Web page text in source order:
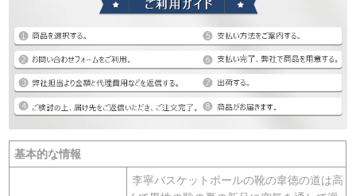
基本的な情報
李寧バスケットボールの靴の韋徳の道は高